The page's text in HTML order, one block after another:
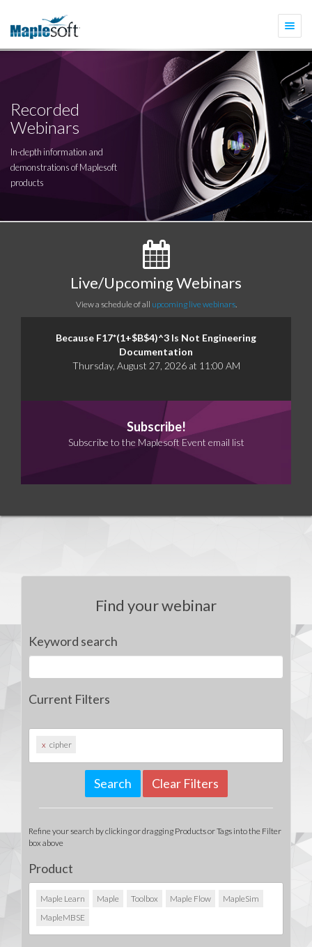
Recorded
Webinars
In-depth information and
demonstrations of Maplesoft
products
Live/Upcoming Webinars
View a schedule of all upcoming live webinars.
Because F17*(1+$B$4)^3 Is Not Engineering
Documentation
Thursday, August 27, 2026 at 11:00 AM
Subscribe!
Subscribe to the Maplesoft Event email list
Find your webinar
Keyword search
Current Filters
x cipher
Clear Filters
Refine your search by clicking or dragging Products or Tags into the Filter
box above
Product
Maple Learn Maple Toolbox Maple Flow
MapleSim
MapleMBSE